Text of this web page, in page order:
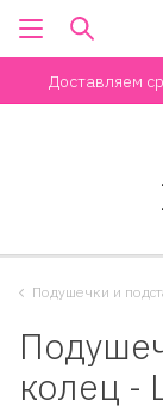
Доставляем
Подушечки и
колец -